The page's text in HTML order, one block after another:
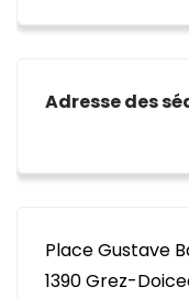
Adresse des
Place Gustave
1390 Grez-